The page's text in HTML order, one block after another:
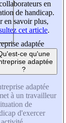
en
de handicap.
en savoir plus,
cet article.
adaptée
ce qu'une
adaptée
?
adaptée
à un travailleur
de
d'exercer